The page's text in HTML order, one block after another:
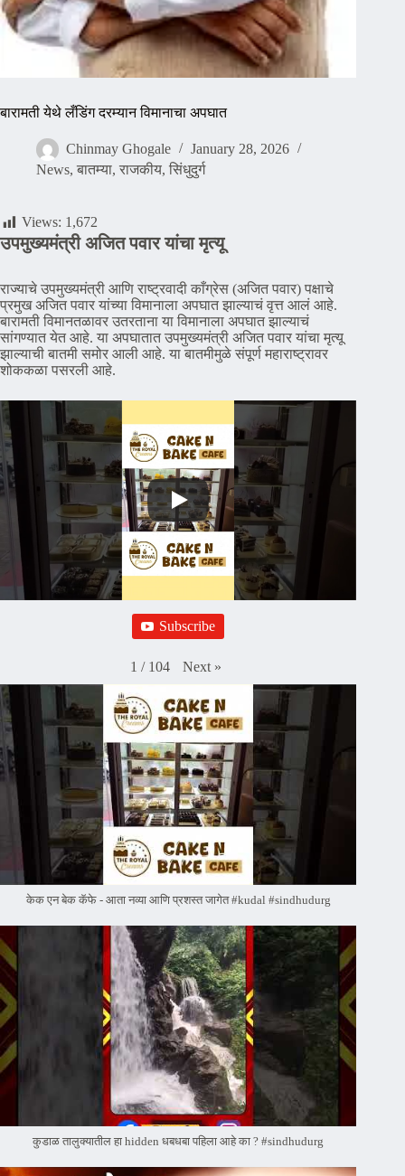
बारामती येथे लँडिंग दरम्यान विमानाचा अपघात
Chinmay Ghogale
January 28, 2026
News, बातम्या, राजकीय, सिंधुदुर्ग
Views: 1,672
उपमुख्यमंत्री अजित पवार यांचा मृत्यू
राज्याचे उपमुख्यमंत्री आणि राष्ट्रवादी काँग्रेस (अजित पवार) पक्षाचे
प्रमुख अजित पवार यांच्या विमानाला अपघात झाल्याचं वृत्त आलं आहे.
बारामती विमानतळावर उतरताना या विमानाला अपघात झाल्याचं
सांगण्यात येत आहे. या अपघातात उपमुख्यमंत्री अजित पवार यांचा मृत्यू
झाल्याची बातमी समोर आली आहे. या बातमीमुळे संपूर्ण महाराष्ट्रावर
शोककळा पसरली आहे.
Subscribe
1 / 104 Next »
केक एन बेक कॅफे - आता नव्या आणि प्रशस्त जागेत #kudal #sindhudurg
कुडाळ तालुक्यातील हा hidden धबधबा पहिला आहे का ? #sindhudurg